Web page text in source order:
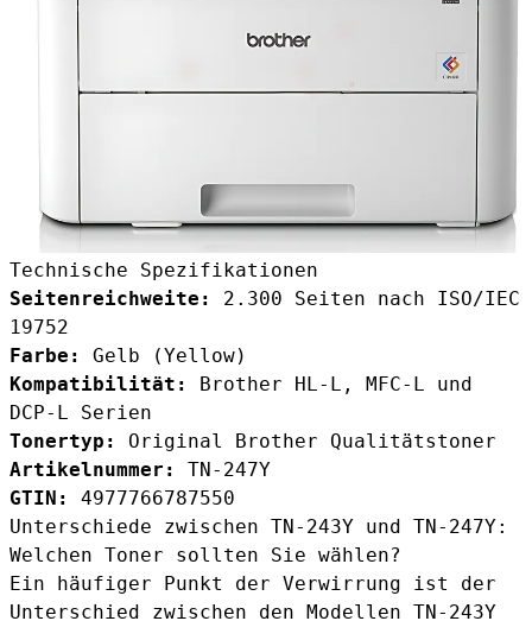
Technische Spezifikationen
Seitenreichweite:
2.300 Seiten nach ISO/IEC
19752
Farbe:
Gelb (Yellow)
Kompatibilität:
Brother HL-L, MFC-L und
DCP-L Serien
Tonertyp:
Original Brother Qualitätstoner
Artikelnummer:
TN-247Y
GTIN:
4977766787550
Unterschiede zwischen TN-243Y und TN-247Y:
Welchen Toner sollten Sie wählen?
Ein häufiger Punkt der Verwirrung ist der
Unterschied zwischen den Modellen TN-243Y